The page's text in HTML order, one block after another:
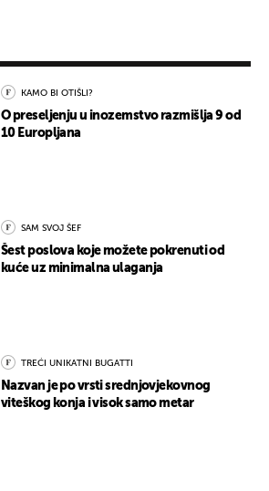
KAMO BI OTIŠLI?
O preseljenju u inozemstvo razmišlja 9 od
10 Europljana
SAM SVOJ ŠEF
Šest poslova koje možete pokrenuti od
kuće uz minimalna ulaganja
TREĆI UNIKATNI BUGATTI
Nazvan je po vrsti srednjovjekovnog
viteškog konja i visok samo metar